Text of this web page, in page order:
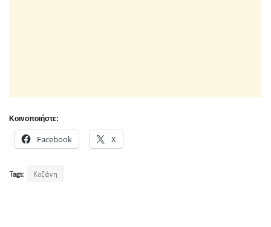
Κοινοποιήστε:
Facebook X
Tags: Κοζάνη